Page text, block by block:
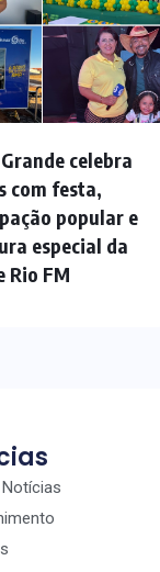
celebra
com festa,
popular e
especial da
Rio FM